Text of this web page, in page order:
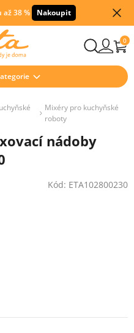
až 38 % Nakoupit
0
Mixéry pro kuchyňské
roboty
nádoby
Kód: ETA102800230